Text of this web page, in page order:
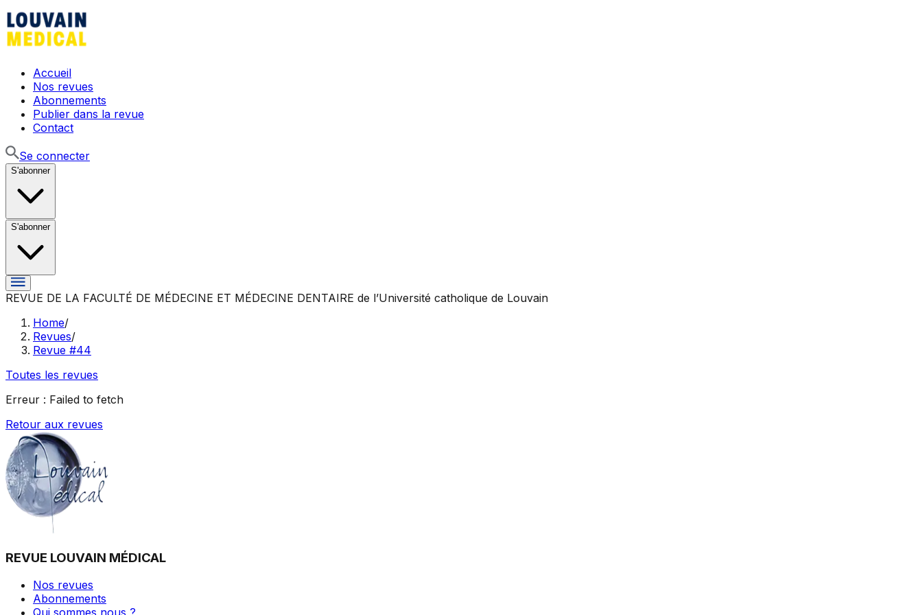
Accueil
Nos revues
Abonnements
Publier dans la revue
Contact
Se connecter
S'abonner
S'abonner
REVUE DE LA FACULTÉ DE MÉDECINE ET MÉDECINE DENTAIRE de l’Université catholique de Louvain
Home/
Revues/
Revue #44
Toutes les revues
Erreur : Failed to fetch
Retour aux revues
REVUE LOUVAIN MÉDICAL
Nos revues
Abonnements